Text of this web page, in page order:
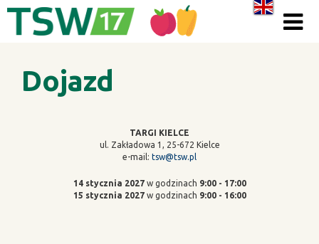
Skip to content
Dojazd
TARGI KIELCE
ul. Zakładowa 1, 25-672 Kielce
e-mail: tsw@tsw.pl
14 stycznia 2027w godzinach 9:00 - 17:00
15 stycznia 2027w godzinach 9:00 - 16:00